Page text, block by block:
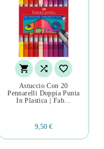
  
Astuccio Con 20
Pennarelli Doppia Punta
In Plastica | Fab...
9,50 €